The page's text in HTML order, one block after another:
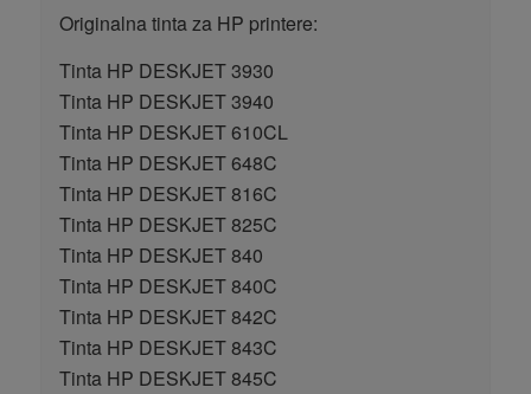
Originalna tinta za HP printere:
Tinta HP DESKJET 3930
Tinta HP DESKJET 3940
Tinta HP DESKJET 610CL
Tinta HP DESKJET 648C
Tinta HP DESKJET 816C
Tinta HP DESKJET 825C
Tinta HP DESKJET 840
Tinta HP DESKJET 840C
Tinta HP DESKJET 842C
Tinta HP DESKJET 843C
Tinta HP DESKJET 845C